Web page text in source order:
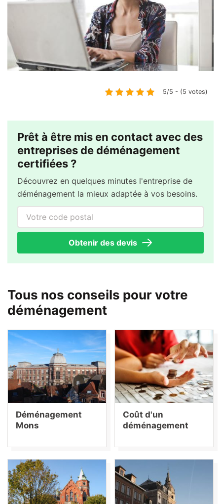
5/5 - (5 votes)
Prêt à être mis en contact avec des
entreprises de déménagement
certifiées ?
Découvrez en quelques minutes l'entreprise de
déménagement la mieux adaptée à vos besoins.
Votre code postal
Obtenir des devis
Tous nos conseils pour votre
déménagement
Déménagement
Mons
Coût d'un
déménagement